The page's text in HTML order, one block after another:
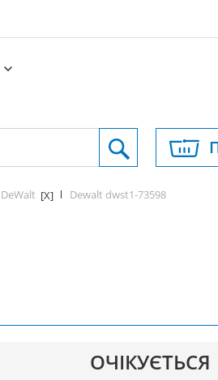
DeWalt [X] Dewalt dwst1-73598
ОЧІКУЄТЬСЯ